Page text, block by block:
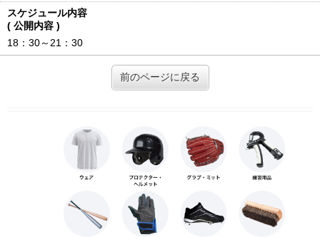
スケジュール内容
( 公開内容 )
18：30～21：30
前のページに戻る